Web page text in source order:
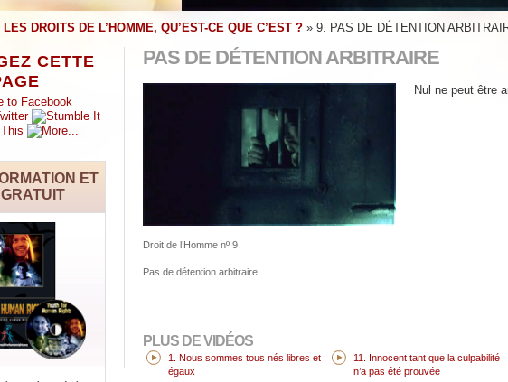
LES DROITS DE L’HOMME, QU’EST-CE QUE C’EST ? » 9. PAS DE DÉTENTION
CETTE
ET
PAS DE DÉTENTION ARBITRAIRE
Droit de l’Homme nº 9
Pas de détention arbitraire
Nul ne peut être
PLUS DE VIDÉOS
1. Nous sommes tous nés libres et
égaux
11. Innocent tant que la culpabilité
n’a pas été prouvée